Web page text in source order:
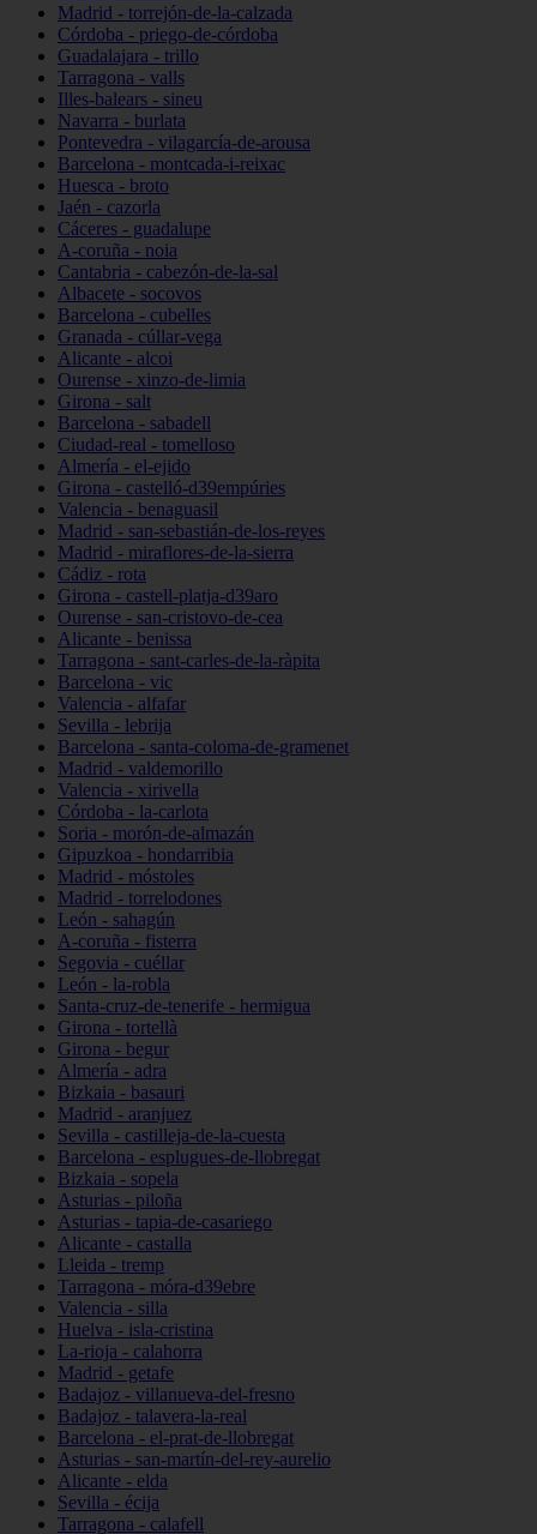
Madrid - torrejón-de-la-calzada
Córdoba - priego-de-córdoba
Guadalajara - trillo
Tarragona - valls
Illes-balears - sineu
Navarra - burlata
Pontevedra - vilagarcía-de-arousa
Barcelona - montcada-i-reixac
Huesca - broto
Jaén - cazorla
Cáceres - guadalupe
A-coruña - noia
Cantabria - cabezón-de-la-sal
Albacete - socovos
Barcelona - cubelles
Granada - cúllar-vega
Alicante - alcoi
Ourense - xinzo-de-limia
Girona - salt
Barcelona - sabadell
Ciudad-real - tomelloso
Almería - el-ejido
Girona - castelló-d39empúries
Valencia - benaguasil
Madrid - san-sebastián-de-los-reyes
Madrid - miraflores-de-la-sierra
Cádiz - rota
Girona - castell-platja-d39aro
Ourense - san-cristovo-de-cea
Alicante - benissa
Tarragona - sant-carles-de-la-ràpita
Barcelona - vic
Valencia - alfafar
Sevilla - lebrija
Barcelona - santa-coloma-de-gramenet
Madrid - valdemorillo
Valencia - xirivella
Córdoba - la-carlota
Soria - morón-de-almazán
Gipuzkoa - hondarribia
Madrid - móstoles
Madrid - torrelodones
León - sahagún
A-coruña - fisterra
Segovia - cuéllar
León - la-robla
Santa-cruz-de-tenerife - hermigua
Girona - tortellà
Girona - begur
Almería - adra
Bizkaia - basauri
Madrid - aranjuez
Sevilla - castilleja-de-la-cuesta
Barcelona - esplugues-de-llobregat
Bizkaia - sopela
Asturias - piloña
Asturias - tapia-de-casariego
Alicante - castalla
Lleida - tremp
Tarragona - móra-d39ebre
Valencia - silla
Huelva - isla-cristina
La-rioja - calahorra
Madrid - getafe
Badajoz - villanueva-del-fresno
Badajoz - talavera-la-real
Barcelona - el-prat-de-llobregat
Asturias - san-martín-del-rey-aurelio
Alicante - elda
Sevilla - écija
Tarragona - calafell